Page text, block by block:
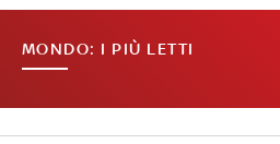
MONDO: I PIÙ LETTI